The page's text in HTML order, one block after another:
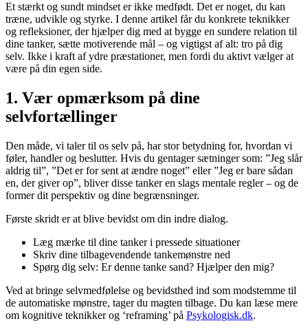
Et stærkt og sundt mindset er ikke medfødt. Det er noget, du kan
træne, udvikle og styrke. I denne artikel får du konkrete teknikker
og refleksioner, der hjælper dig med at bygge en sundere relation til
dine tanker, sætte motiverende mål – og vigtigst af alt: tro på dig
selv. Ikke i kraft af ydre præstationer, men fordi du aktivt vælger at
være på din egen side.
1. Vær opmærksom på dine
selvfortællinger
Den måde, vi taler til os selv på, har stor betydning for, hvordan vi
føler, handler og beslutter. Hvis du gentager sætninger som: ”Jeg slår
aldrig til”, ”Det er for sent at ændre noget” eller ”Jeg er bare sådan
en, der giver op”, bliver disse tanker en slags mentale regler – og de
former dit perspektiv og dine begrænsninger.
Første skridt er at blive bevidst om din indre dialog.
Læg mærke til dine tanker i pressede situationer
Skriv dine tilbagevendende tankemønstre ned
Spørg dig selv: Er denne tanke sand? Hjælper den mig?
Ved at bringe selvmedfølelse og bevidsthed ind som modstemme til
de automatiske mønstre, tager du magten tilbage. Du kan læse mere
om kognitive teknikker og ‘reframing’ på Psykologisk.dk.